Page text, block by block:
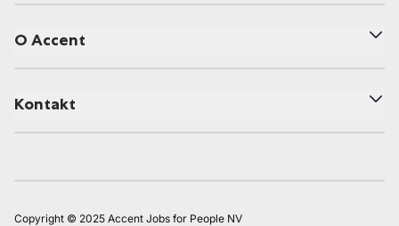
O Accent
Kontakt
Copyright © 2025 Accent Jobs for People NV